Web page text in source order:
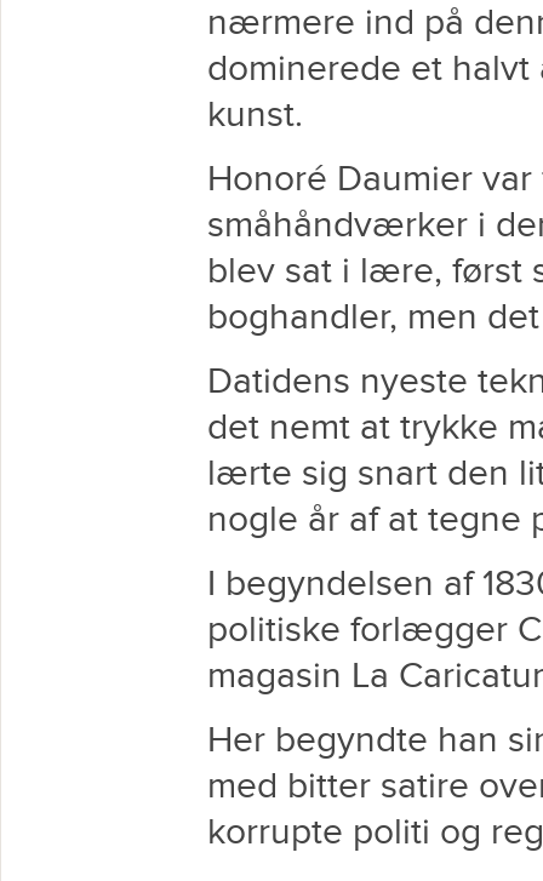
nærmere ind på
dominerede et halvt
kunst.
Honoré Daumier
småhåndværker i
blev sat i lære, først
boghandler, men
Datidens nyeste
det nemt at trykke
lærte sig snart den
nogle år af at tegne
I begyndelsen af
politiske forlægger
magasin La
Her begyndte han
med bitter satire
korrupte politi og